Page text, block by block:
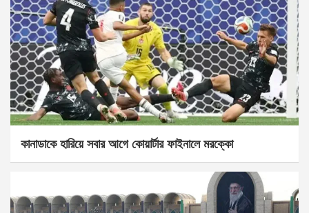
কানাডাকে হারিয়ে সবার আগে কোয়ার্টার ফাইনালে মরক্কো